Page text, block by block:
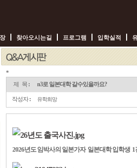
찾아오시는길 프로그램 입학실적
*
n3
로
일
본
대
학
갈
수
있
을
까
요?
제 목 : n3로 일본대학 갈수있을까요?
작성자: 유학희망
2026년도 임박사의 일본가자 일본대학 입학생